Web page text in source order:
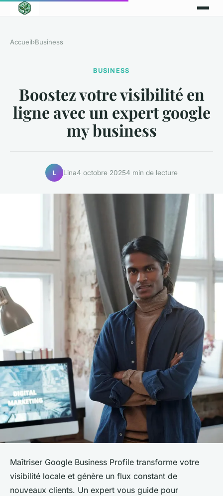
Accueil›Business
BUSINESS
Boostez votre visibilité en
ligne avec un expert google
my business
L Lina4 octobre 20254 min de lecture
Maîtriser Google Business Profile transforme votre
visibilité locale et génère un flux constant de
nouveaux clients. Un expert vous guide pour